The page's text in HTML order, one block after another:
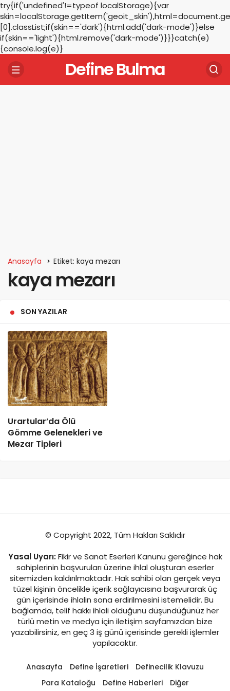
try{if('undefined'!=typeof localStorage){var
[0].classList;if(skin=='dark'){html.add('dark-mode')}else
if(skin=='light'){html.remove('dark-mode')}}}catch(e)
{console.log(e)}
Define Bulma
Anasayfa Etiket: kaya mezarı
kaya mezarı
SON YAZILAR
Urartular’da Ölü
Gömme Gelenekleri ve
Mezar Tipleri
© Copyright 2022, Tüm Hakları Saklıdır
Yasal Uyarı:Fikir ve Sanat Eserleri Kanunu gereğince hak
sahiplerinin başvuruları üzerine ihlal oluşturan eserler
sitemizden kaldırılmaktadır. Hak sahibi olan gerçek veya
tüzel kişinin öncelikle içerik sağlayıcısına başvurarak üç
gün içerisinde ihlalin sona erdirilmesini istemelidir. Bu
bağlamda, telif hakkı ihlali olduğunu düşündüğünüz her
türlü metin ve medya için iletişim sayfamızdan bize
yazabilirsiniz, en geç 3 iş günü içerisinde gerekli işlemler
yapılacaktır.
Anasayfa Define İşaretleri
Definecilik Klavuzu
Para Kataloğu
Define Haberleri Diğer